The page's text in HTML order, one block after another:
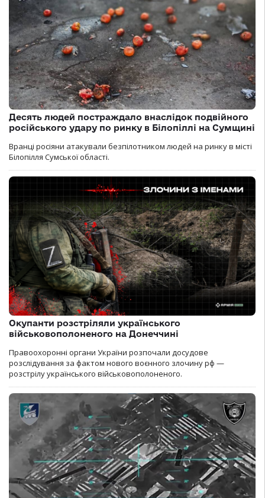
Десять людей постраждало внаслідок подвійного
російського удару по ринку в Білопіллі на Сумщині
Вранці росіяни атакували безпілотником людей на ринку в місті
Білопілля Сумської області.
Окупанти розстріляли українського
військовополоненого на Донеччині
Правоохоронні органи України розпочали досудове
розслідування за фактом нового воєнного злочину рф —
розстрілу українського військовополоненого.